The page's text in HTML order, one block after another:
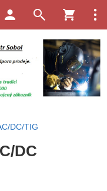
DC/TIG
DC